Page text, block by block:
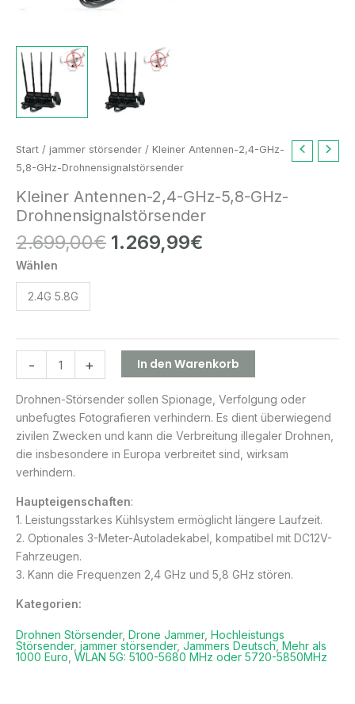
Start / jammer störsender / Kleiner Antennen-2,4-GHz-
5,8-GHz-Drohnensignalstörsender
Kleiner Antennen-2,4-GHz-5,8-GHz-
Drohnensignalstörsender
2.699,00€
Ursprünglicher
Preis
2.699,00€
1.269,99€
Aktueller
1.269,99€.
Wählen
2.4G 5.8G
-
Kleiner
Antennen-
GHz-
5,8-
GHz-
Drohnensignalstörsender
+ In den Warenkorb
Drohnen-Störsender sollen Spionage, Verfolgung oder
unbefugtes Fotografieren verhindern. Es dient überwiegend
zivilen Zwecken und kann die Verbreitung illegaler Drohnen,
die insbesondere in Europa verbreitet sind, wirksam
verhindern.
Haupteigenschaften:
1. Leistungsstarkes Kühlsystem ermöglicht längere Laufzeit.
2. Optionales 3-Meter-Autoladekabel, kompatibel mit DC12V-
Fahrzeugen.
3. Kann die Frequenzen 2,4 GHz und 5,8 GHz stören.
Kategorien:
Drohnen Störsender, Drone Jammer, Hochleistungs
Störsender, jammer störsender, Jammers Deutsch, Mehr als
1000 Euro, WLAN 5G: 5100-5680 MHz oder 5720-5850MHz